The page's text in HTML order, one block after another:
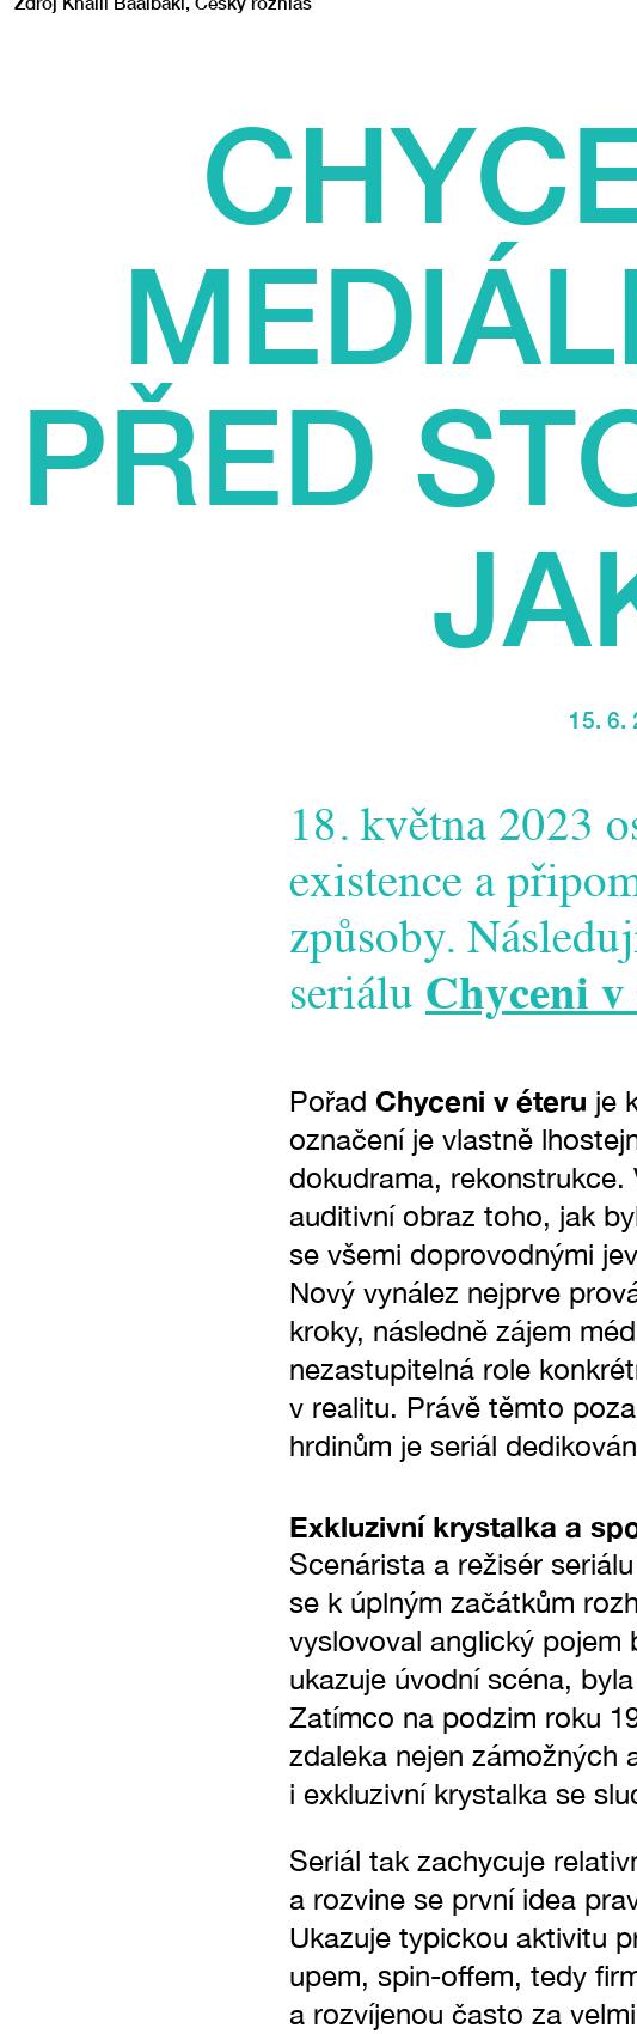
PŘED
15. 6.
18. května 2023
existence a
způsoby.
seriálu Chyceni v
Pořad Chyceni v éteru je
označení je vlastně
dokudrama,
auditivní obraz toho, jak
se všemi doprovodnými
Nový vynález nejprve
kroky, následně zájem
nezastupitelná role
v realitu. Právě těmto
hrdinům je seriál
Exkluzivní krystalka a
Scenárista a režisér
se k úplným začátkům
vyslovoval anglický pojem
ukazuje úvodní scéna,
Zatímco na podzim roku
zdaleka nejen zámožných
i exkluzivní krystalka se
Seriál tak zachycuje
a rozvine se první idea
Ukazuje typickou aktivitu
upem, spin-offem, tedy
a rozvíjenou často za